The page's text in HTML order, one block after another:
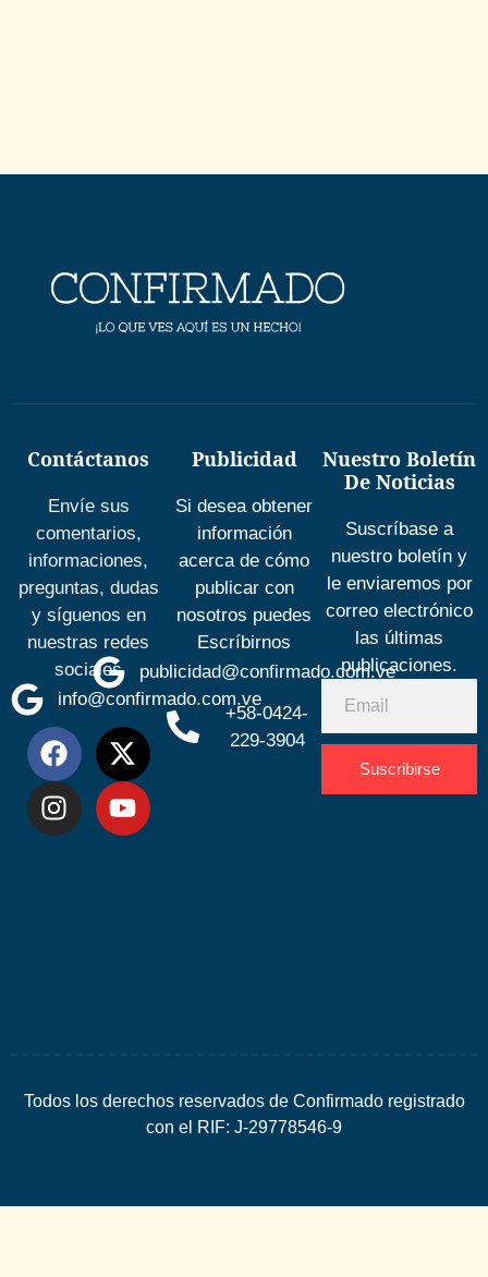
Contáctanos
Envíe sus
comentarios,
informaciones,
preguntas, dudas
y síguenos en
nuestras redes
sociales
info@confirmado.com.ve
Publicidad
Si desea obtener
información
acerca de cómo
publicar con
nosotros puedes
Escríbirnos
publicidad@confirmado.com.ve
+58-0424-
229-3904
Nuestro Boletín
De Noticias
Suscríbase a
nuestro boletín y
le enviaremos por
correo electrónico
las últimas
publicaciones.
Suscribirse
Todos los derechos reservados de Confirmado registrado
con el RIF: J-29778546-9